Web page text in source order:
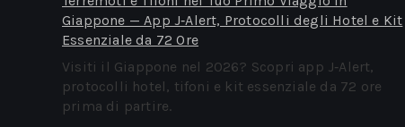
Giappone — App J‑Alert, Protocolli degli Hotel e Kit
Essenziale da 72 Ore
Visiti il Giappone nel 2026? Scopri app J‑Alert,
protocolli hotel, tifoni e kit essenziale da 72 ore
prima di partire.